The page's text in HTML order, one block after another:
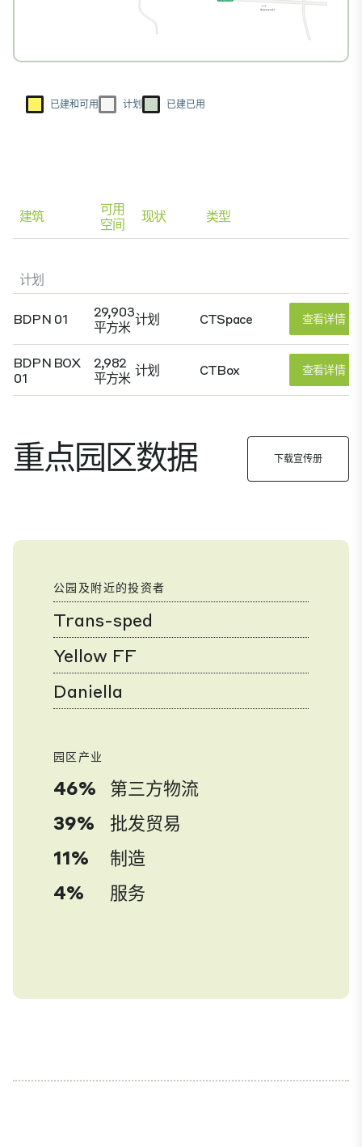
已建和可用 计划 已建已用
建筑
可用
空间
现状 类型
计划
BDPN 01
29,903
平方米 计划 CTSpace 查看详情
BDPN BOX
01
2,982
平方米 计划 CTBox 查看详情
重点园区数据 下载宣传册
公园及附近的投资者
Trans-sped
Yellow FF
Daniella
园区产业
46%
第三方物流
39%
批发贸易
11%
制造
4%
服务